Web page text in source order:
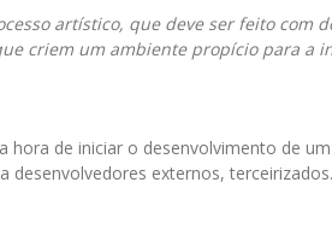
artístico, que deve ser feito com
criem um ambiente propício para a
hora de iniciar o desenvolvimento de
desenvolvedores externos,